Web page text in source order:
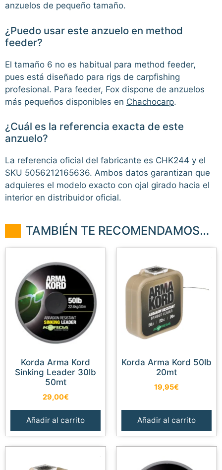
anzuelos de pequeño tamaño.
¿Puedo usar este anzuelo en method
feeder?
El tamaño 6 no es habitual para method feeder,
pues está diseñado para rigs de carpfishing
profesional. Para feeder, Fox dispone de anzuelos
más pequeños disponibles en Chachocarp.
¿Cuál es la referencia exacta de este
anzuelo?
La referencia oficial del fabricante es CHK244 y el
SKU 5056212165636. Ambos datos garantizan que
adquieres el modelo exacto con ojal girado hacia el
interior en distribuidor oficial.
TAMBIÉN TE RECOMENDAMOS…
Korda Arma Kord
Sinking Leader 30lb
50mt
29,00€
Añadir al carrito
Korda Arma Kord 50lb
20mt
19,95€
Añadir al carrito